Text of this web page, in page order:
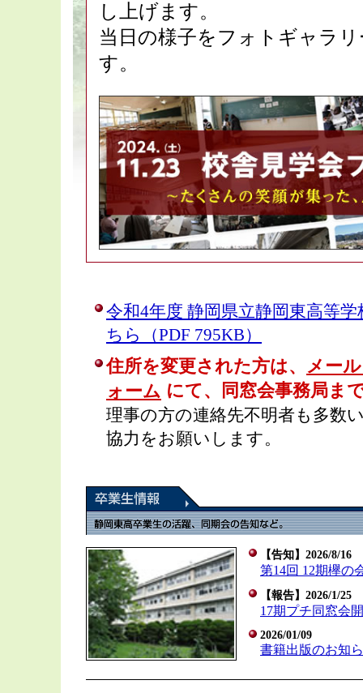
し上げます。
当日の様子をフォトギャラ
す。
令和4年度 静岡県立静岡東高等
ちら（PDF 795KB）
住所を変更された方は、 メー
ォーム にて、同窓会事務局ま
理事の方の連絡先不明者も多数
協力をお願いします。
【告知】2026/8/16
第14回 12期欅の
【報告】2026/1/25
17期プチ同窓会
2026/01/09
書籍出版のお知